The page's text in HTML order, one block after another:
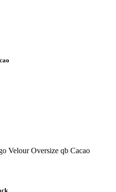
Velour Oversize qb Cacao